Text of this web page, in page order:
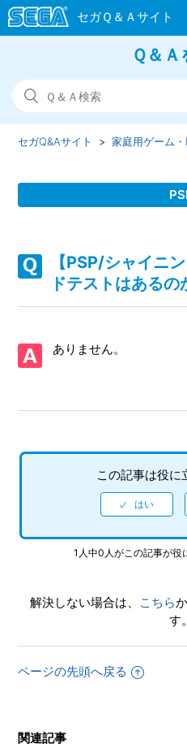
Ｑ＆
セガQ&Aサイト 家庭用ゲーム
PLUS】PS3版、PS Vita版「
【PSP/J.LEAGUE プロサッカ
【PSP/J.LEAGUE プロサッカ
【PSP/J.LEAGUE プロサッカ
PLUS】エディット選手は何名
とができるのか
【PSP/J.LEAGUE プロサッカ
【PSP/J.LEAGUE プロサッカ
PLUS】クラブオーナーと公約
に設定されている
【PSP/シャイニ
ドテストはあるの
ありません。
この記事は役に
1人中0人がこの記事が役
解決しない場合は、 こちら
す。
ページの先頭へ戻る
関連記事